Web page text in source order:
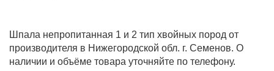
Шпала непропитанная 1 и 2 тип хвойных пород от
производителя в Нижегородской обл. г. Семенов. О
наличии и объёме товара уточняйте по телефону.